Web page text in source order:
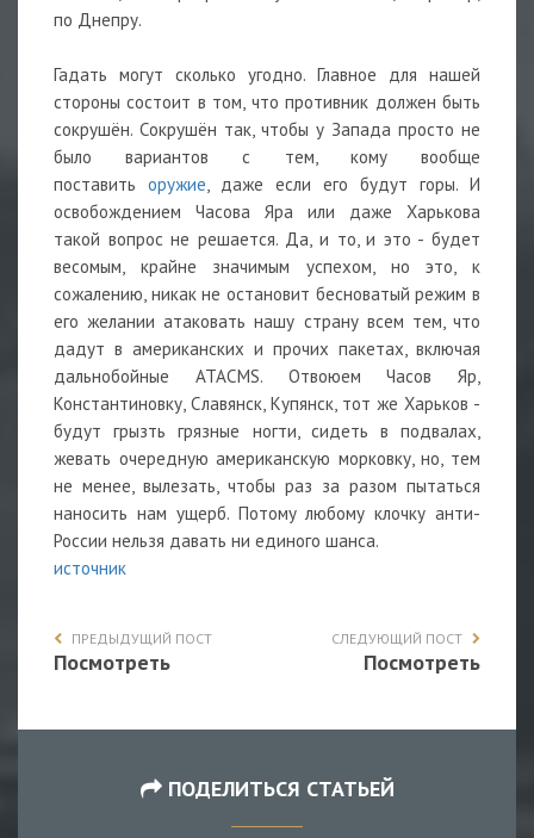
по Днепру.
Гадать могут сколько угодно. Главное для нашей
стороны состоит в том, что противник должен быть
сокрушён. Сокрушён так, чтобы у Запада просто не
было вариантов с тем, кому вообще
поставить оружие , даже если его будут горы. И
освобождением Часова Яра или даже Харькова
такой вопрос не решается. Да, и то, и это - будет
весомым, крайне значимым успехом, но это, к
сожалению, никак не остановит бесноватый режим в
его желании атаковать нашу страну всем тем, что
дадут в американских и прочих пакетах, включая
дальнобойные ATACMS. Отвоюем Часов Яр,
Константиновку, Славянск, Купянск, тот же Харьков -
будут грызть грязные ногти, сидеть в подвалах,
жевать очередную американскую морковку, но, тем
не менее, вылезать, чтобы раз за разом пытаться
наносить нам ущерб. Потому любому клочку анти-
России нельзя давать ни единого шанса.
источник
ПРЕДЫДУЩИЙ ПОСТ
Посмотреть
СЛЕДУЮЩИЙ ПОСТ
Посмотреть
ПОДЕЛИТЬСЯ СТАТЬЕЙ